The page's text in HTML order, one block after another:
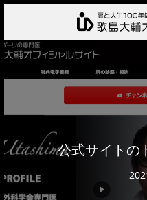
公式サイトの
HOME
サービス